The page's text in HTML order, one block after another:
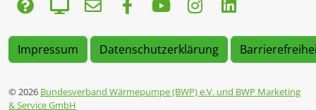
Impressum Datenschutzerklärung
© 2026 Bundesverband Wärmepumpe (BWP) e.V. und BWP Marketing
& Service GmbH